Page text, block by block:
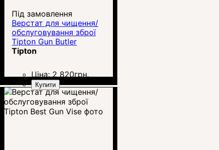
Під замовлення
Верстат для чищення/
обслуговування зброї
Tipton Gun Butler
Tipton
Ціна: 2 820грн.
Купити